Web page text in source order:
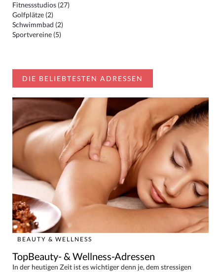
Fitnessstudios (27)
Golfplätze (2)
Schwimmbad (2)
Sportvereine (5)
DIE BELIEBTESTEN ADRESSEN
BEAUTY & WELLNESS
TopBeauty- & Wellness-Adressen
In der heutigen Zeit ist es wichtiger denn je, dem stressigen